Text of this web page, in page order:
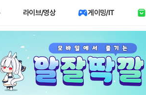
라이브/영상 게이밍/IT